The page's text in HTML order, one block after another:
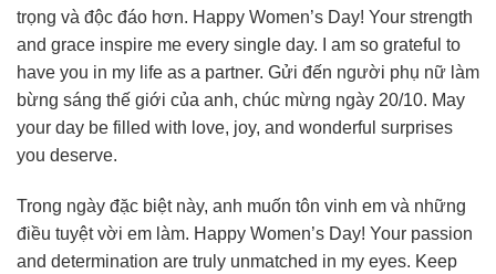
trọng và độc đáo hơn. Happy Women’s Day! Your strength
and grace inspire me every single day. I am so grateful to
have you in my life as a partner. Gửi đến người phụ nữ làm
bừng sáng thế giới của anh, chúc mừng ngày 20/10. May
your day be filled with love, joy, and wonderful surprises
you deserve.
Trong ngày đặc biệt này, anh muốn tôn vinh em và những
điều tuyệt vời em làm. Happy Women’s Day! Your passion
and determination are truly unmatched in my eyes. Keep